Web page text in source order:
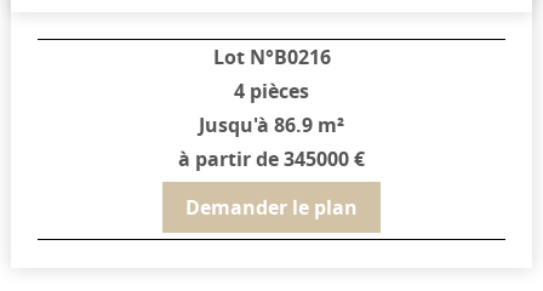
Lot N°B0216
4 pièces
Jusqu'à 86.9 m²
à partir de 345000 €
Demander le plan